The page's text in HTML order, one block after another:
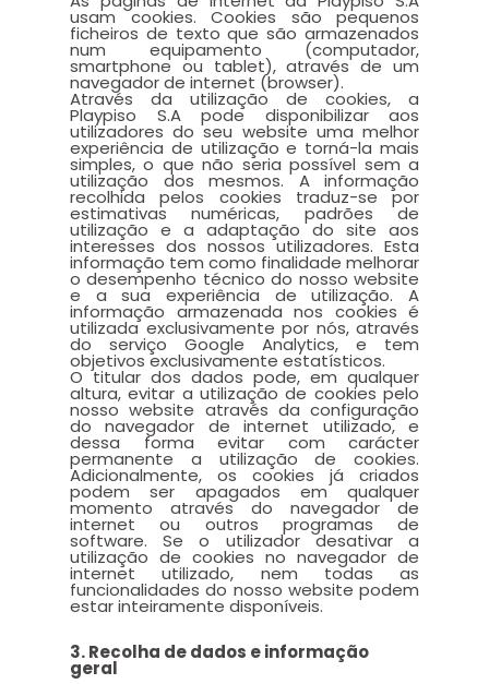
usam cookies. Cookies são pequenos
ficheiros de texto que são armazenados
num equipamento (computador,
smartphone ou tablet), através de um
navegador de internet (browser).
Através da utilização de cookies, a
Playpiso S.A pode disponibilizar aos
utilizadores do seu website uma melhor
experiência de utilização e torná-la mais
simples, o que não seria possível sem a
utilização dos mesmos. A informação
recolhida pelos cookies traduz-se por
estimativas numéricas, padrões de
utilização e a adaptação do site aos
interesses dos nossos utilizadores. Esta
informação tem como finalidade melhorar
o desempenho técnico do nosso website
e a sua experiência de utilização. A
informação armazenada nos cookies é
utilizada exclusivamente por nós, através
do serviço Google Analytics, e tem
objetivos exclusivamente estatísticos.
O titular dos dados pode, em qualquer
altura, evitar a utilização de cookies pelo
nosso website através da configuração
do navegador de internet utilizado, e
dessa forma evitar com carácter
permanente a utilização de cookies.
Adicionalmente, os cookies já criados
podem ser apagados em qualquer
momento através do navegador de
internet ou outros programas de
software. Se o utilizador desativar a
utilização de cookies no navegador de
internet utilizado, nem todas as
funcionalidades do nosso website podem
estar inteiramente disponíveis.
3. Recolha de dados e informação
geral